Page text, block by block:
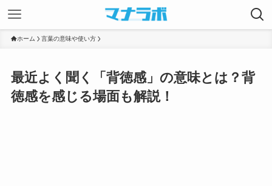
ホーム 言葉の意味や使い方
最近よく聞く「背徳感」の意味とは？背
徳感を感じる場面も解説！